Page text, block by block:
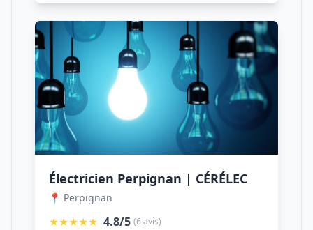
Électricien Perpignan | CÉRÉLEC
📍 Perpignan
★★★★★ 4.8/5 (6 avis)